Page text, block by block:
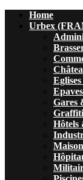
Home
Urbex
Gares
Hôtels